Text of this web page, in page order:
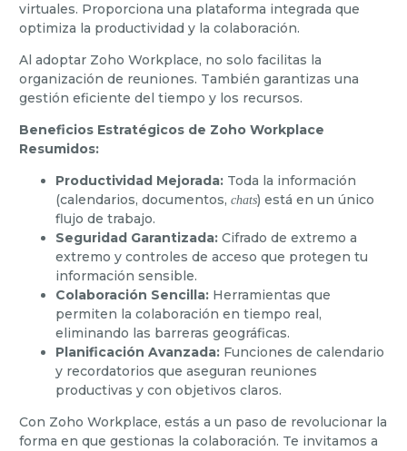
virtuales. Proporciona una plataforma integrada que
optimiza la productividad y la colaboración.
Al adoptar Zoho Workplace, no solo facilitas la
organización de reuniones. También garantizas una
gestión eficiente del tiempo y los recursos.
Beneficios Estratégicos de Zoho Workplace
Resumidos:
Productividad Mejorada: Toda la información
(calendarios, documentos,chats) está en un único
flujo de trabajo.
Seguridad Garantizada: Cifrado de extremo a
extremo y controles de acceso que protegen tu
información sensible.
Colaboración Sencilla: Herramientas que
permiten la colaboración en tiempo real,
eliminando las barreras geográficas.
Planificación Avanzada: Funciones de calendario
y recordatorios que aseguran reuniones
productivas y con objetivos claros.
Con Zoho Workplace, estás a un paso de revolucionar la
forma en que gestionas la colaboración. Te invitamos a